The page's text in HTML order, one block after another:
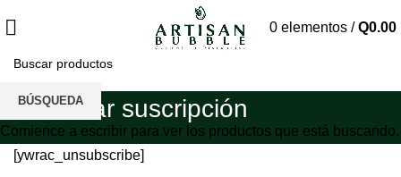
0 elementos / Q0.00
Cancelar suscripción
[ywrac_unsubscribe]
BÚSQUEDA
Comience a escribir para ver los productos que está buscando.